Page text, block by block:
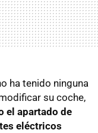
ha tenido ninguna
su coche,
el apartado de
eléctricos